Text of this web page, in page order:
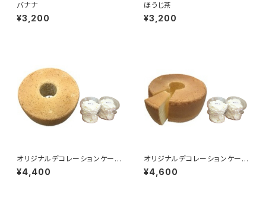
バナナ
¥3,200
ほうじ茶
¥3,200
オリジナルデコレーションケーキ
セット（ミルクティー）
¥4,400
オリジナルデコレーションケーキ
セット（ジャージー牛乳）
¥4,600